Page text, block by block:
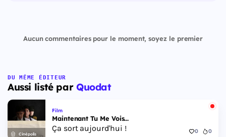
Aucun commentaires pour le moment, soyez le premier
DU MÊME ÉDITEUR
Aussi listé par Quodat
Cinépolis
Film
Maintenant Tu Me Vois...
Ça sort aujourd'hui ! 0 0